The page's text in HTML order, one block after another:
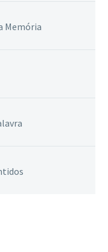
Memória